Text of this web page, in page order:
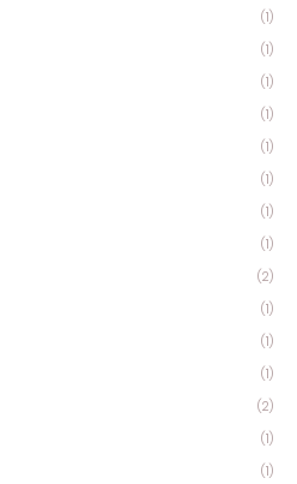
(1)
(1)
(1)
(1)
(1)
(1)
(1)
(1)
(2)
(1)
(1)
(1)
(2)
(1)
(1)